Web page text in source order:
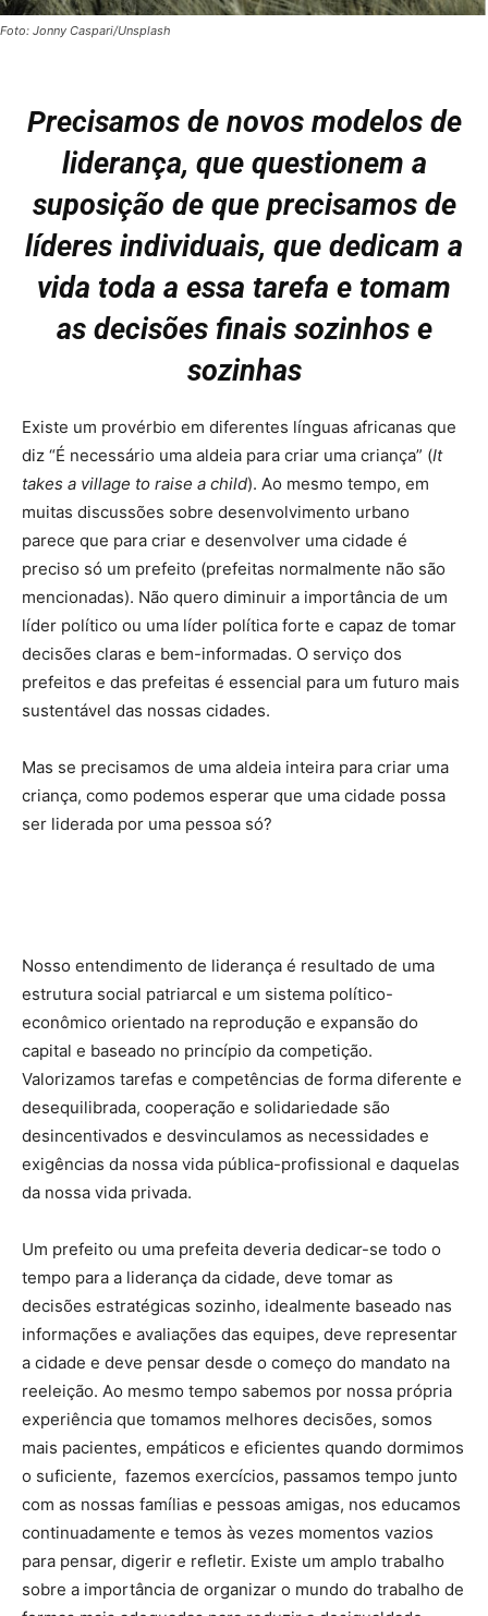
Foto: Jonny Caspari/Unsplash
Precisamos de novos modelos de
liderança, que questionem a
suposição de que precisamos de
líderes individuais, que dedicam a
vida toda a essa tarefa e tomam
as decisões finais sozinhos e
sozinhas
Existe um provérbio em diferentes línguas africanas que
diz “É necessário uma aldeia para criar uma criança” (It
takes a village to raise a child). Ao mesmo tempo, em
muitas discussões sobre desenvolvimento urbano
parece que para criar e desenvolver uma cidade é
preciso só um prefeito (prefeitas normalmente não são
mencionadas). Não quero diminuir a importância de um
líder político ou uma líder política forte e capaz de tomar
decisões claras e bem-informadas. O serviço dos
prefeitos e das prefeitas é essencial para um futuro mais
sustentável das nossas cidades.
Mas se precisamos de uma aldeia inteira para criar uma
criança, como podemos esperar que uma cidade possa
ser liderada por uma pessoa só?
Nosso entendimento de liderança é resultado de uma
estrutura social patriarcal e um sistema político-
econômico orientado na reprodução e expansão do
capital e baseado no princípio da competição.
Valorizamos tarefas e competências de forma diferente e
desequilibrada, cooperação e solidariedade são
desincentivados e desvinculamos as necessidades e
exigências da nossa vida pública-profissional e daquelas
da nossa vida privada.
Um prefeito ou uma prefeita deveria dedicar-se todo o
tempo para a liderança da cidade, deve tomar as
decisões estratégicas sozinho, idealmente baseado nas
informações e avaliações das equipes, deve representar
a cidade e deve pensar desde o começo do mandato na
reeleição. Ao mesmo tempo sabemos por nossa própria
experiência que tomamos melhores decisões, somos
mais pacientes, empáticos e eficientes quando dormimos
o suficiente, fazemos exercícios, passamos tempo junto
com as nossas famílias e pessoas amigas, nos educamos
continuadamente e temos às vezes momentos vazios
para pensar, digerir e refletir. Existe um amplo trabalho
sobre a importância de organizar o mundo do trabalho de